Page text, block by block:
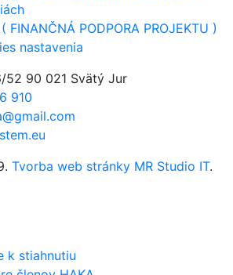
FINANČNÁ PODPORA PROJEKTU )
nastavenia
52 90 021 Svätý Jur
910
Tvorba web stránky MR Studio IT.
k stiahnutiu